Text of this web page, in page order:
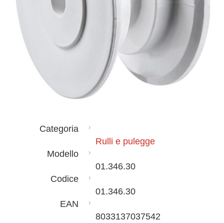
Categoria
Rulli e pulegge
Modello
01.346.30
Codice
01.346.30
EAN
8033137037542